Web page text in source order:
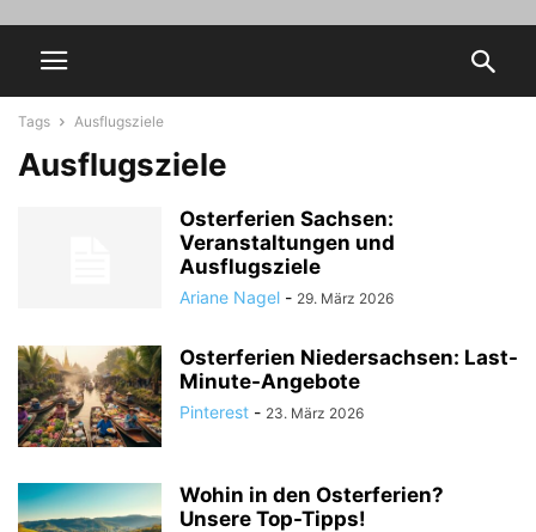
Tags Ausflugsziele
Ausflugsziele
Osterferien Sachsen:
Veranstaltungen und
Ausflugsziele
Ariane Nagel - 29. März 2026
Osterferien Niedersachsen: Last-
Minute-Angebote
Pinterest - 23. März 2026
Wohin in den Osterferien?
Unsere Top-Tipps!